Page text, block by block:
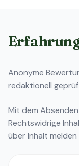
Anonyme
redaktionell
Mit dem
Rechtswidrige
überInhalt melden